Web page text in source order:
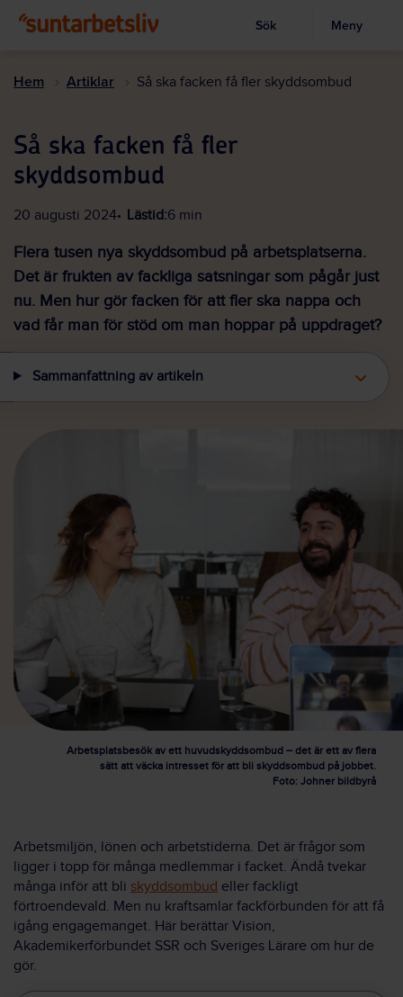
till
Visa sökruta
Sök Meny
Hem Artiklar Så ska facken få fler skyddsombud
Så ska facken få fler
skyddsombud
20 augusti 2024 Lästid:6 min
Flera tusen nya skyddsombud på arbetsplatserna.
Det är frukten av fackliga satsningar som pågår just
nu. Men hur gör facken för att fler ska nappa och
vad får man för stöd om man hoppar på uppdraget?
Sammanfattning av artikeln
Arbetsplatsbesök av ett huvudskyddsombud – det är ett av flera
sätt att väcka intresset för att bli skyddsombud på jobbet.
Foto: Johner bildbyrå
Arbetsmiljön, lönen och arbetstiderna. Det är frågor som
ligger i topp för många medlemmar i facket. Ändå tvekar
många inför att bli skyddsombud eller fackligt
förtroendevald. Men nu kraftsamlar fackförbunden för att få
igång engagemanget. Här berättar Vision,
Akademikerförbundet SSR och Sveriges Lärare om hur de
gör.